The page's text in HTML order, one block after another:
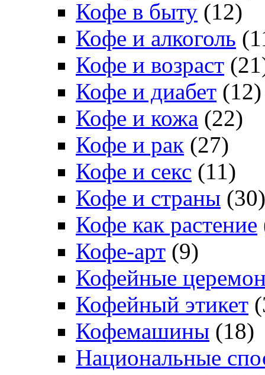
Кофе в быту (12)
Кофе и алкоголь
Кофе и возраст
Кофе и диабет (12)
Кофе и кожа (22)
Кофе и рак (27)
Кофе и секс (11)
Кофе и страны (30)
Кофе как растение
Кофе-арт (9)
Кофейные
Кофейный этикет
Кофемашины (18)
Национальные